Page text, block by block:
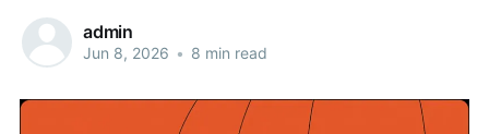
admin
Jun 8, 2026 • 8 min read